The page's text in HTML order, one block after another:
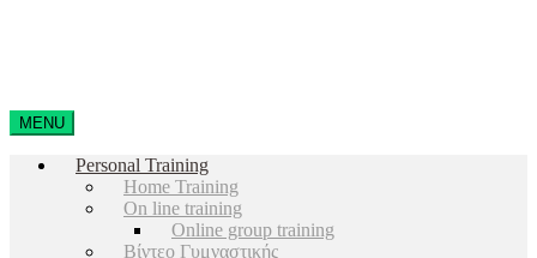
MENU
Personal Training
Home Training
On line training
Online group training
Βίντεο Γυμναστικής